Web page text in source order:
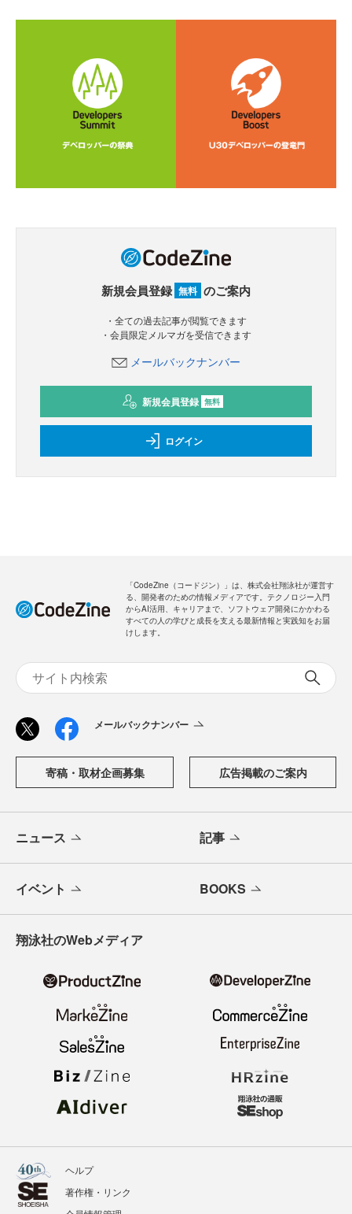
新規会員登録 無料 のご案内
・全ての過去記事が閲覧できます
・会員限定メルマガを受信できます
メールバックナンバー
新規会員登録 無料
ログイン
「CodeZine（コードジン）」は、株式会社翔泳社が運営す
る、開発者のための情報メディアです。テクノロジー入門
からAI活用、キャリアまで、ソフトウェア開発にかかわる
すべての人の学びと成長を支える最新情報と実践知をお届
けします。
メールバックナンバー
寄稿・取材企画募集 広告掲載のご案内
ニュース 記事
イベント BOOKS
翔泳社のWebメディア
ヘルプ
著作権・リンク